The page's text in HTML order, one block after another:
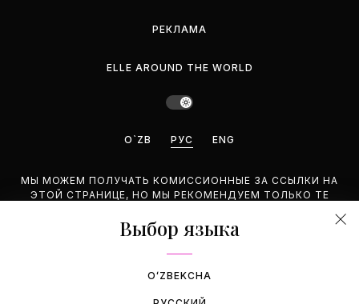
РЕКЛАМА
ELLE AROUND THE WORLD
O`ZB РУС ENG
МЫ МОЖЕМ ПОЛУЧАТЬ КОМИССИОННЫЕ ЗА ССЫЛКИ НА
ЭТОЙ СТРАНИЦЕ, НО МЫ РЕКОМЕНДУЕМ ТОЛЬКО ТЕ
©2026 GEMINA PUBLISHING LLC. BCE ПРАВА ЗАЩИЩЕНЫ.
Выбор языка
OʻZBEKCHA